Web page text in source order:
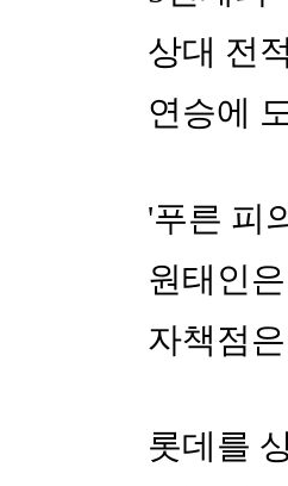
상대 전
연승에
'푸른 피
원태인
자책점
롯데를